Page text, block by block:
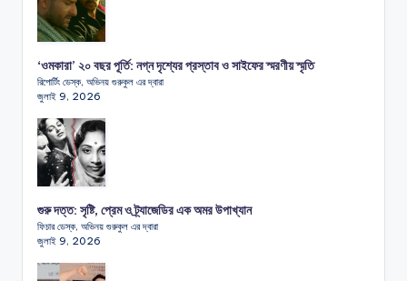
‘ওমকারা’ ২০ বছর পূর্তি: নগ্ন দৃশ্যের প্রস্তাব ও সাইফের স্মরণীয় স্মৃতি
রিপোর্টিং ডেস্ক, অভিনয় গুরুকুল এর দ্বারা
জুলাই 9, 2026
গুরু দত্ত: সৃষ্টি, প্রেম ও ট্র্যাজেডির এক অমর উপাখ্যান
ফিচার ডেস্ক, অভিনয় গুরুকুল এর দ্বারা
জুলাই 9, 2026